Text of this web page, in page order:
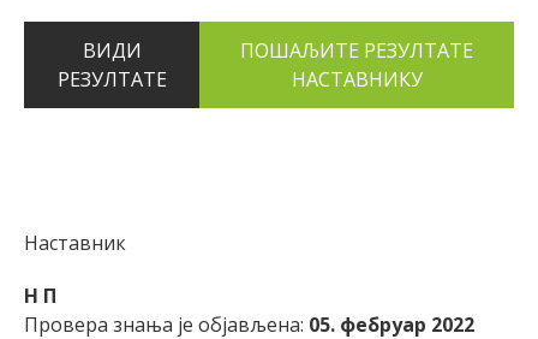
ВИДИ
РЕЗУЛТАТЕ
Наставник
Н П
Провера знања је објављена: 05. фебруар 2022